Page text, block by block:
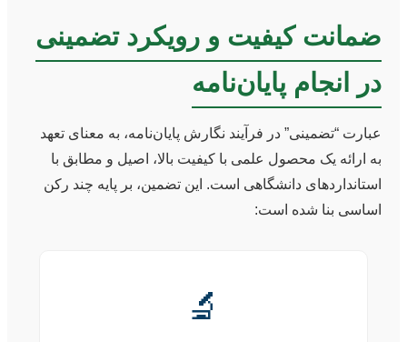
ضمانت کیفیت و رویکرد تضمینی
در انجام پایان‌نامه
عبارت “تضمینی” در فرآیند نگارش پایان‌نامه، به معنای تعهد
به ارائه یک محصول علمی با کیفیت بالا، اصیل و مطابق با
استانداردهای دانشگاهی است. این تضمین، بر پایه چند رکن
اساسی بنا شده است:
🔬